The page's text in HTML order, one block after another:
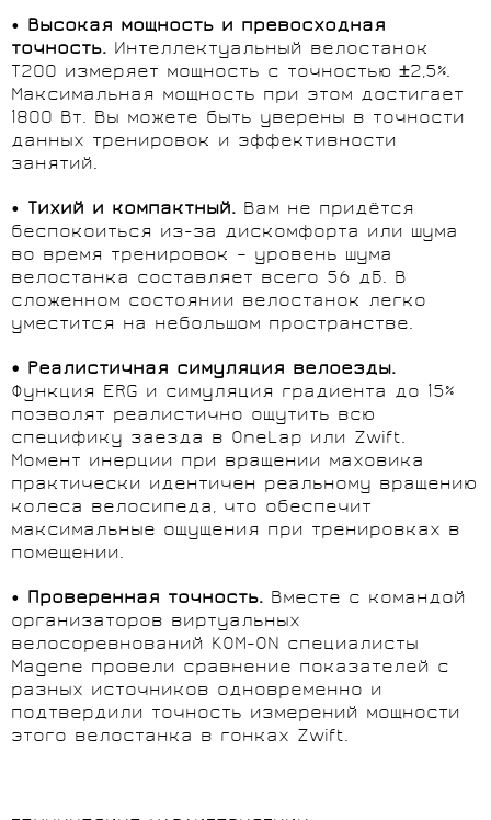
• Высокая мощность и превосходная
точность. Интеллектуальный велостанок
T200 измеряет мощность с точностью ±2,5%.
Максимальная мощность при этом достигает
1800 Вт. Вы можете быть уверены в точности
данных тренировок и эффективности
занятий.
• Тихий и компактный. Вам не придётся
беспокоиться из-за дискомфорта или шума
во время тренировок – уровень шума
велостанка составляет всего 56 дБ. В
сложенном состоянии велостанок легко
уместится на небольшом пространстве.
• Реалистичная симуляция велоезды.
Функция ERG и симуляция градиента до 15%
позволят реалистично ощутить всю
специфику заезда в OneLap или Zwift.
Момент инерции при вращении маховика
практически идентичен реальному вращению
колеса велосипеда, что обеспечит
максимальные ощущения при тренировках в
помещении.
• Проверенная точность. Вместе с командой
организаторов виртуальных
велосоревнований KOM-ON специалисты
Magene провели сравнение показателей с
разных источников одновременно и
подтвердили точность измерений мощности
этого велостанка в гонках Zwift.